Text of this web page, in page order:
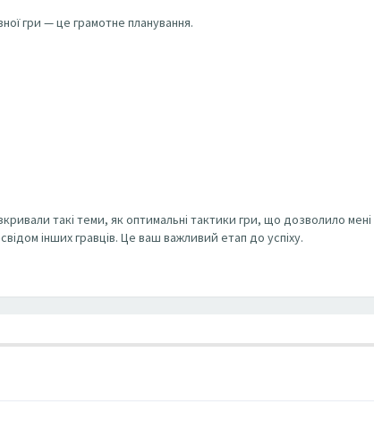
гри — це грамотне планування.
такі теми, як оптимальні тактики гри, що дозволило
інших гравців. Це ваш важливий етап до успіху.